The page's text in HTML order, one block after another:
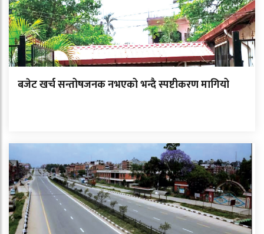
बजेट खर्च सन्तोषजनक नभएको भन्दै स्पष्टीकरण मागियो